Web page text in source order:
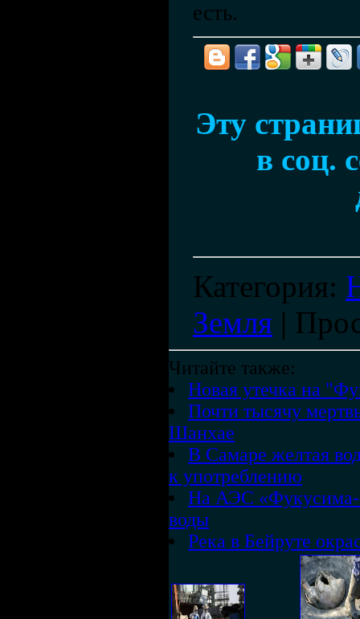
есть.
Эту
в соц.
Категория:
Земля |
Читайте также:
Новая утечка на
Почти тысячу
Шанхае
В Самаре желтая
к употреблению
На АЭС «Фукусима-
воды
Река в Бейруте